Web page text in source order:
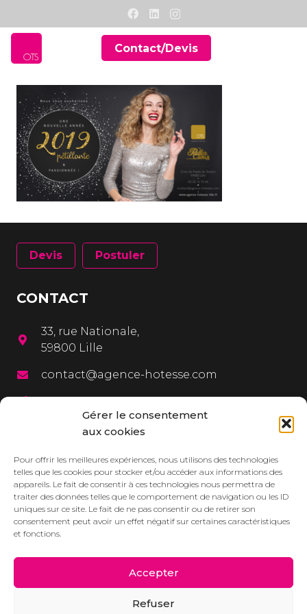
Gérer le consentement
aux cookies
Pour offrir les meilleures expériences, nous utilisons des technologies
telles que les cookies pour stocker et/ou accéder aux informations des
appareils. Le fait de consentir à ces technologies nous permettra de
traiter des données telles que le comportement de navigation ou les ID
uniques sur ce site. Le fait de ne pas consentir ou de retirer son
consentement peut avoir un effet négatif sur certaines caractéristiques
et fonctions.
Accepter
Refuser
Contact/Devis
Devis Postuler
CONTACT
33, rue Nationale,
59800 Lille
contact@agence-hotesse.com
03 20 12 72 65
06 67 92 99 72
MENU
L’agence
Services
Dressbook
Réalisations